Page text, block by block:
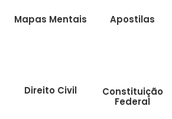
Mapas Mentais Apostilas
Direito Civil
Constituição
Federal